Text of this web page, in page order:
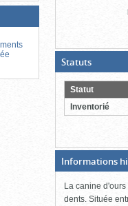
Statuts(Boite
ouverte,
cliquer
pour
fermer)
Statut
Inventorié
Informations
La canine
dents. Située